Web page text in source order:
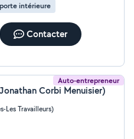
intérieure
Contacter
Auto-entrepreneur
Corbi Menuisier)
Les Travailleurs)